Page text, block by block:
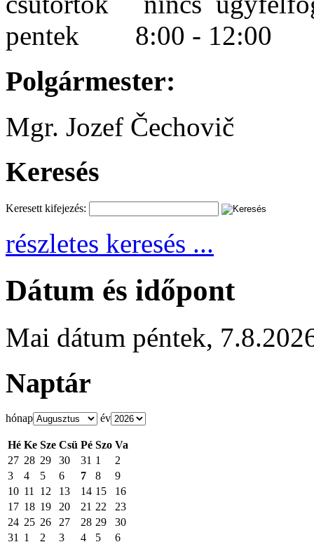
pentek 8:00 - 12:00
Polgármester:
Mgr. Jozef Čechovič
Keresés
Keresett kifejezés:
részletes keresés ...
Dátum és időpont
Mai dátum péntek,
Naptár
hónap év
Hé Ke Sze Csü Pé Szo Va
27 28 29 30 31 1
2
3
4 5 6 7 8
9
10 11 12 13 14 15
16
17 18 19 20 21 22
23
24 25 26 27 28 29
30
31
1 2 3 4 5 6